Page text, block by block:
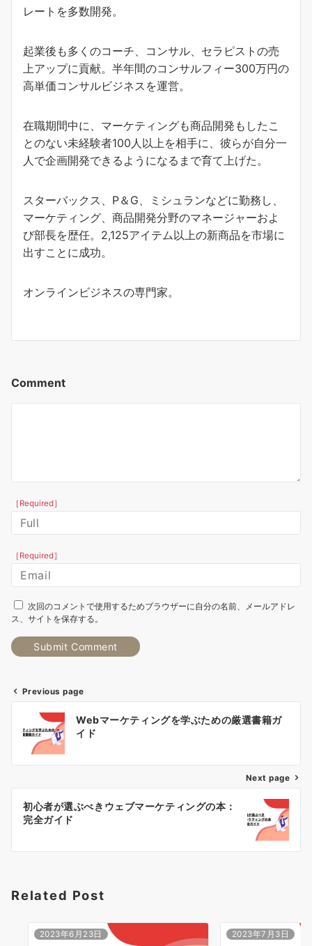
レートを多数開発。
起業後も多くのコーチ、コンサル、セラピストの売
上アップに貢献。半年間のコンサルフィー300万円の
高単価コンサルビジネスを運営。
在職期間中に、マーケティングも商品開発もしたこ
とのない未経験者100人以上を相手に、彼らが自分一
人で企画開発できるようになるまで育て上げた。
スターバックス、P＆G、ミシュランなどに勤務し、
マーケティング、商品開発分野のマネージャーおよ
び部長を歴任。2,125アイテム以上の新商品を市場に
出すことに成功。
オンラインビジネスの専門家。
Comment
［Required］
［Required］
次回のコメントで使用するためブラウザーに自分の名前、メールアドレ
ス、サイトを保存する。
稿
ゲ
ー
シ
ン
Previous page
Webマーケティングを学ぶための厳選書籍ガ
イド
Next page
初心者が選ぶべきウェブマーケティングの本：
完全ガイド
Related Post
2023年6月23日 2023年7月3日